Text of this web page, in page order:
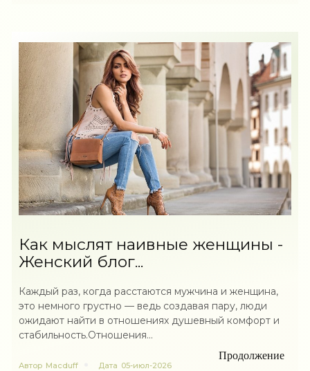
Как мыслят наивные женщины -
Женский блог...
Каждый раз, когда расстаются мужчина и женщина,
это немного грустно — ведь создавая пару, люди
ожидают найти в отношениях душевный комфорт и
стабильность.Отношения...
Продолжение
Автор Macduff Дата 05-июл-2026